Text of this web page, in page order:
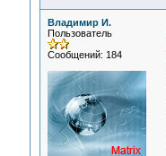
Владимир И.
Пользователь
Сообщений: 184